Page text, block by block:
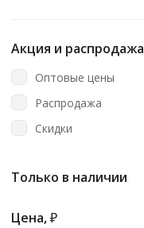
Акция и распродажа
Оптовые цены
Распродажа
Скидки
Только в наличии
Цена,₽